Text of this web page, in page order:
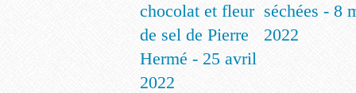
chocolat et fleur
de sel de Pierre
Hermé - 25 avril
2022
séchées - 8
2022